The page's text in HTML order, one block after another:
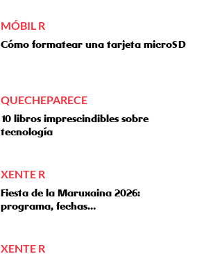
MÓBIL R
Cómo formatear una tarjeta microSD
QUECHEPARECE
10 libros imprescindibles sobre
tecnología
XENTE R
Fiesta de la Maruxaina 2026:
programa, fechas…
XENTE R